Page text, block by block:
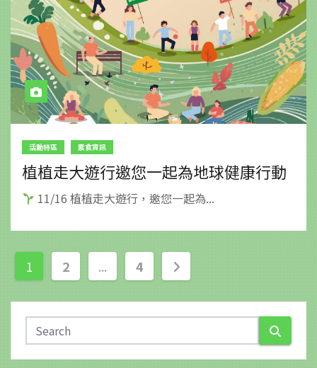
活動特區 素食資訊
植植走大遊行邀您一起為地球健康行動
11/16 植植走大遊行，邀您一起為...
文
章
分
頁
1 2 ... 4